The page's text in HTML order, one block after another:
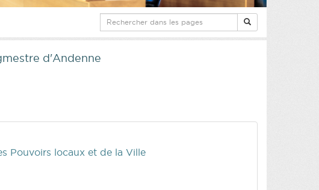
d'Andenne
Pouvoirs locaux et de la Ville